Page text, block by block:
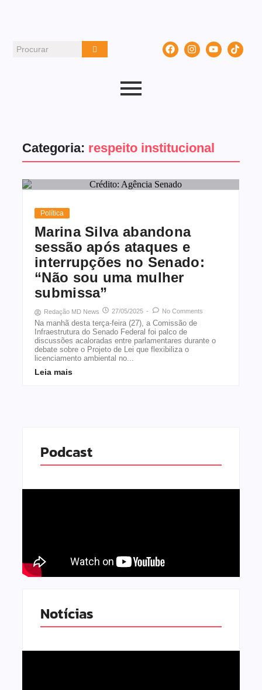
Categoria: respeito institucional
Política
Marina Silva abandona
sessão após ataques e
interrupções no Senado:
“Não sou uma mulher
submissa”
Redação MD News 27/05/2025 - No Comments
Na manhã desta terça-feira (27), a Comissão de
Infraestrutura do Senado Federal foi palco de
discussões acaloradas entre parlamentares durante o
debate sobre o Projeto de Lei que flexibiliza o
licenciamento ambiental no...
Leia mais
Podcast
Notícias